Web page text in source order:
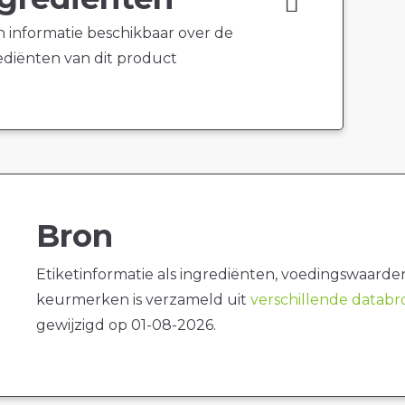
informatie beschikbaar over de
van dit product
Bron
Etiketinformatie als ingrediënten,
keurmerken is verzameld uit verschillende
gewijzigd op 01-08-2026.